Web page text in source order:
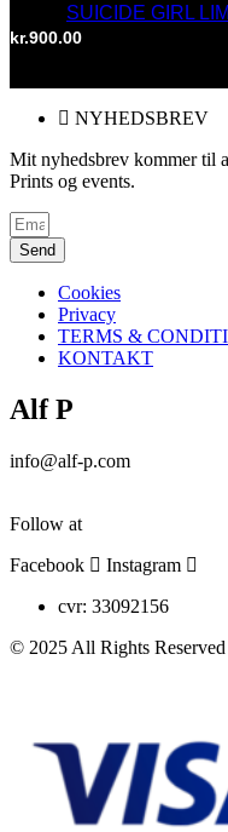
SUICIDE GIRL
kr.900.00
NYHEDSBREV
Mit nyhedsbrev kommer til
Prints og events.
Send
Cookies
Privacy
TERMS &
KONTAKT
Alf P
info@alf-p.com
Follow at
Facebook
Instagram
cvr: 33092156
© 2025 All Rights